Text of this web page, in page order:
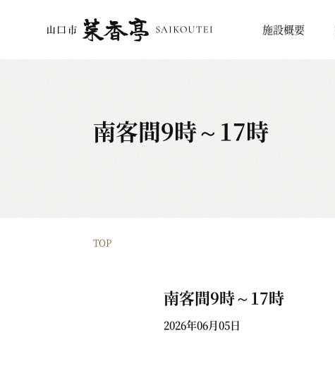
施設概要
南客間9時～17時
TOP
南客間9時～17時
2026年06月05日